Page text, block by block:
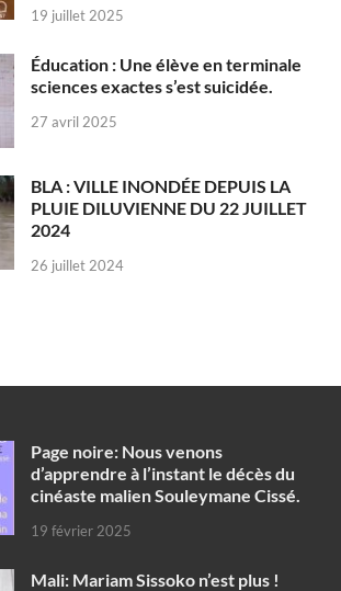
19 juillet 2025
Éducation : Une élève en terminale
sciences exactes s’est suicidée.
27 avril 2025
BLA : VILLE INONDÉE DEPUIS LA
PLUIE DILUVIENNE DU 22 JUILLET
2024
26 juillet 2024
Page noire: Nous venons
d’apprendre à l’instant le décès du
cinéaste malien Souleymane Cissé.
19 février 2025
Mali: Mariam Sissoko n’est plus !